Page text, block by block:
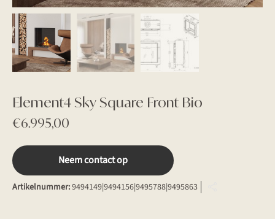
Element4 Sky Square Front Bio
€6.995,00
Neem contact op
Artikelnummer:9494149|9494156|9495788|9495863